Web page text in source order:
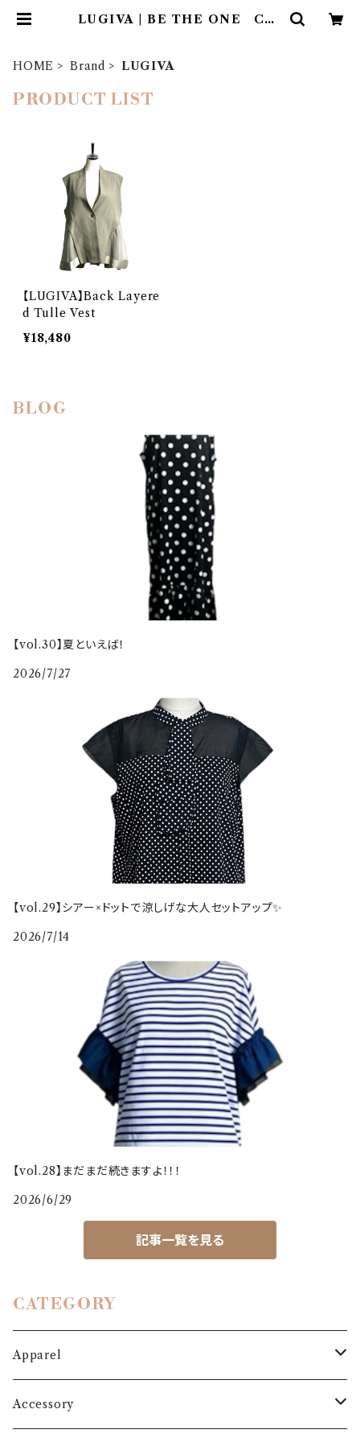
LUGIVA | BE THE ONE Co.,
HOME Brand LUGIVA
PRODUCT LIST
【LUGIVA】Back Layere
d Tulle Vest
¥18,480
BLOG
【vol.30】夏といえば！
2026/7/27
【vol.29】シアー×ドットで涼しげな大人セットアップ✨
2026/7/14
【vol.28】まだまだ続きますよ！！！
2026/6/29
記事一覧を見る
CATEGORY
Apparel
Outer
Accessory